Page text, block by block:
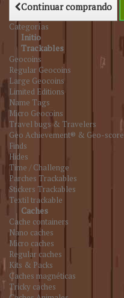
Continuar comprando
Categorías
Initio
Trackables
Geocoins
Regular Geocoins
Large Geocoins
Limited Editions
Name Tags
Micro Geocoins
Travel bugs & Travelers
Geo Achievement® & Geo-score
Finds
Hides
Time / Challenge
Parches Trackables
Stickers Trackables
Textil trackable
Caches
Cache containers
Nano caches
Micro caches
Regular caches
Kits & Packs
Caches magnéticas
Tricky caches